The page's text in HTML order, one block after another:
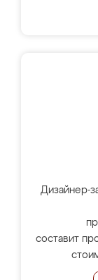
Дизайнер-
составит